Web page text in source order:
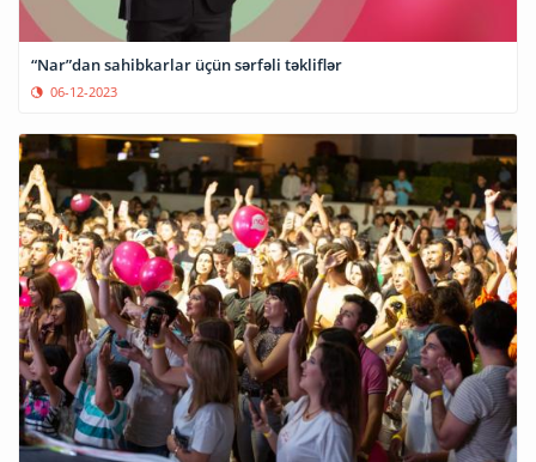
“Nar”dan sahibkarlar üçün sərfəli təkliflər
06-12-2023